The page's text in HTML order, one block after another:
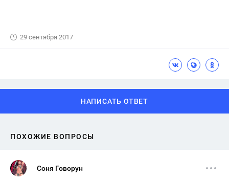
29 сентября 2017
НАПИСАТЬ ОТВЕТ
ПОХОЖИЕ ВОПРОСЫ
Соня Говорун